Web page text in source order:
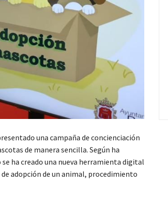
una campaña de concienciación
de manera sencilla. Según ha
ha creado una nueva herramienta digital
adopción de un animal, procedimiento